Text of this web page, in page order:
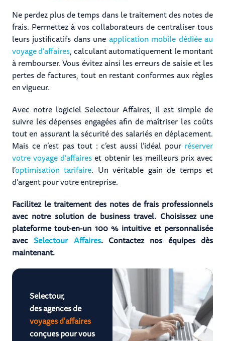
Ne perdez plus de temps dans le traitement des notes de
frais. Permettez à vos collaborateurs de centraliser tous
leurs justificatifs dans une application mobile dédiée au
voyage d’affaires, calculant automatiquement le montant
à rembourser. Vous évitez ainsi les erreurs de saisie et les
pertes de factures, tout en restant conformes aux règles
en vigueur.
Avec notre logiciel Selectour Affaires, il est simple de
suivre les dépenses engagées afin de maîtriser les coûts
tout en assurant la sécurité des salariés en déplacement.
Mais ce n’est pas tout : c’est aussi l’idéal pour réserver
votre voyage d’affaireset obtenir les meilleurs prix avec
l’optimisation tarifaire. Un véritable gain de temps et
d’argent pour votre entreprise.
Facilitez le traitement des notes de frais professionnels
avec notre solution de business travel. Choisissez une
plateforme tout-en-un 100 % intuitive et personnalisée
avecSelectour Affaires. Contactez nos équipes dès
maintenant.
Selectour,
des agences de
voyages d'affaires
conçues pour vous